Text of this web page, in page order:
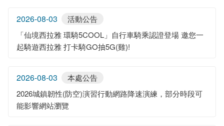
2026-08-03
活動公告
「仙境西拉雅 環騎5COOL」自行車騎乘認證登場 邀您一
起騎遊西拉雅 打卡騎GO抽5G(雞)!
2026-08-03
本處公告
2026城鎮韌性(防空)演習行動網路降速演練，部分時段可
能影響網站瀏覽